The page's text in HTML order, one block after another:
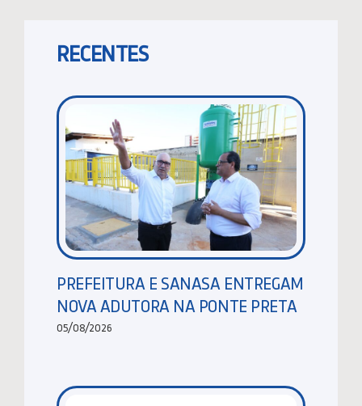
RECENTES
PREFEITURA E SANASA ENTREGAM
NOVA ADUTORA NA PONTE PRETA
05/08/2026